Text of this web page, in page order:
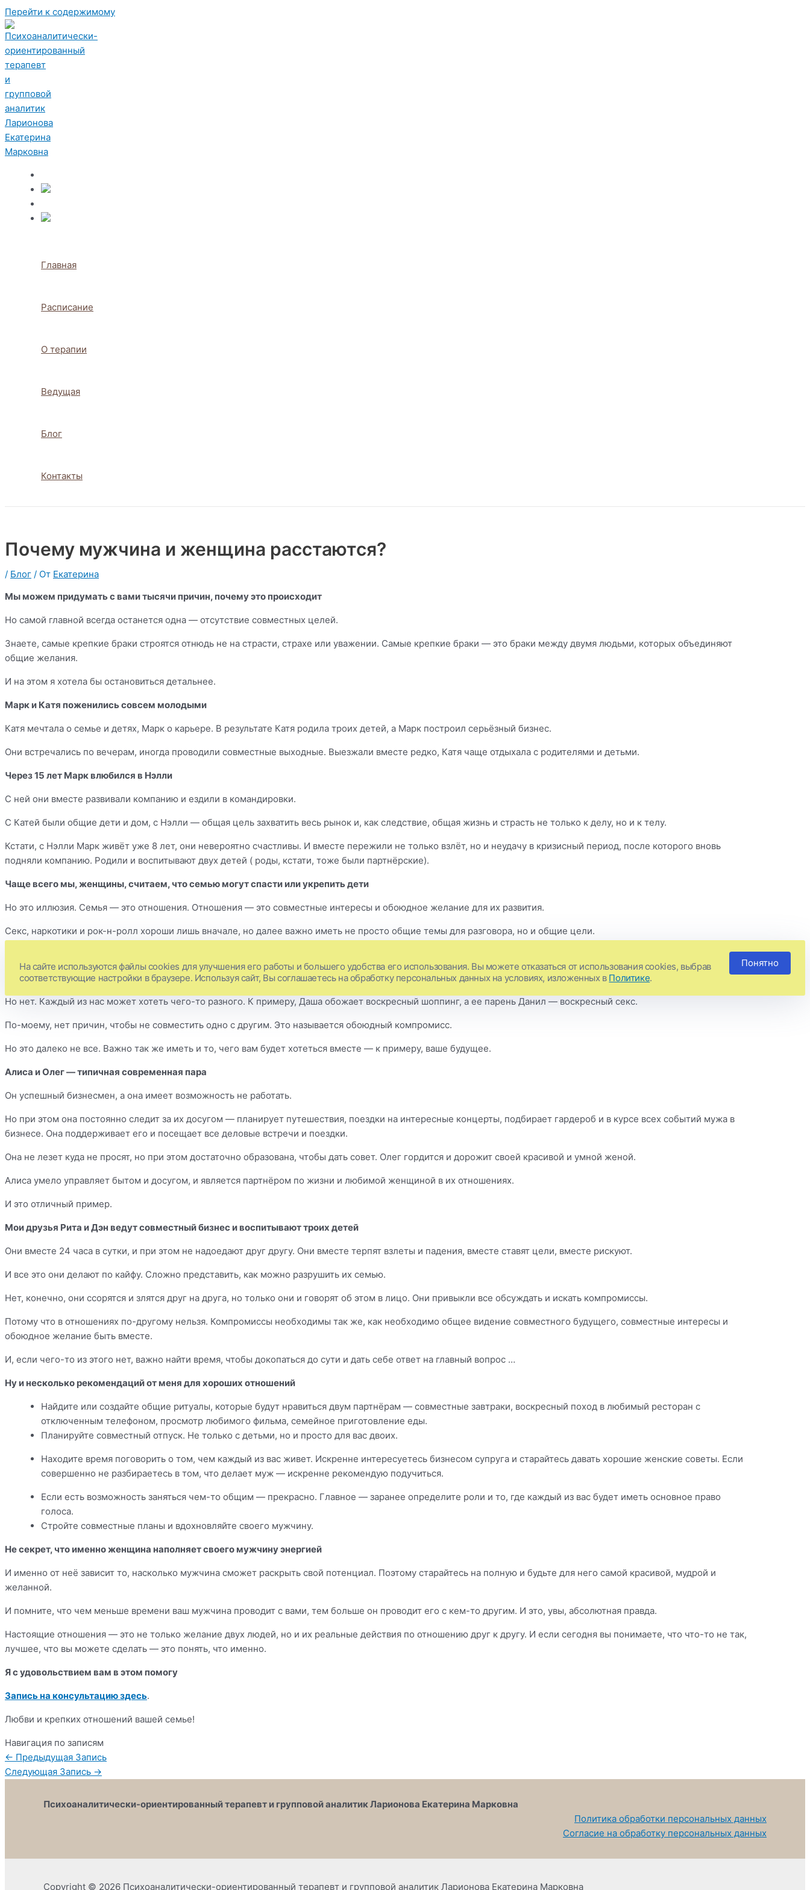
Перейти к содержимому
Главная
Расписание
О терапии
Ведущая
Блог
Контакты
Почему мужчина и женщина расстаются?
/ Блог / От Екатерина
Мы можем придумать с вами тысячи причин, почему это происходит
Но самой главной всегда останется одна — отсутствие совместных целей.
Знаете, самые крепкие браки строятся отнюдь не на страсти, страхе или уважении. Самые крепкие браки — это браки между двумя людьми, которых объединяют
общие желания.
И на этом я хотела бы остановиться детальнее.
Марк и Катя поженились совсем молодыми
Катя мечтала о семье и детях, Марк о карьере. В результате Катя родила троих детей, а Марк построил серьёзный бизнес.
Они встречались по вечерам, иногда проводили совместные выходные. Выезжали вместе редко, Катя чаще отдыхала с родителями и детьми.
Через 15 лет Марк влюбился в Нэлли
С ней они вместе развивали компанию и ездили в командировки.
С Катей были общие дети и дом, с Нэлли — общая цель захватить весь рынок и, как следствие, общая жизнь и страсть не только к делу, но и к телу.
Кстати, с Нэлли Марк живёт уже 8 лет, они невероятно счастливы. И вместе пережили не только взлёт, но и неудачу в кризисный период, после которого вновь
подняли компанию. Родили и воспитывают двух детей ( роды, кстати, тоже были партнёрские).
Чаще всего мы, женщины, считаем, что семью могут спасти или укрепить дети
Но это иллюзия. Семья — это отношения. Отношения — это совместные интересы и обоюдное желание для их развития.
Секс, наркотики и рок-н-ролл хороши лишь вначале, но далее важно иметь не просто общие темы для разговора, но и общие цели.
Мы часто говорим своему партнёру: — Я думала, что ты тоже этого хочешь.
Но нет. Каждый из нас может хотеть чего-то разного. К примеру, Даша обожает воскресный шоппинг, а ее парень Данил — воскресный секс.
По-моему, нет причин, чтобы не совместить одно с другим. Это называется обоюдный компромисс.
Но это далеко не все. Важно так же иметь и то, чего вам будет хотеться вместе — к примеру, ваше будущее.
Алиса и Олег — типичная современная пара
Он успешный бизнесмен, а она имеет возможность не работать.
Но при этом она постоянно следит за их досугом — планирует путешествия, поездки на интересные концерты, подбирает гардероб и в курсе всех событий мужа в
бизнесе. Она поддерживает его и посещает все деловые встречи и поездки.
Она не лезет куда не просят, но при этом достаточно образована, чтобы дать совет. Олег гордится и дорожит своей красивой и умной женой.
Алиса умело управляет бытом и досугом, и является партнёром по жизни и любимой женщиной в их отношениях.
И это отличный пример.
Мои друзья Рита и Дэн ведут совместный бизнес и воспитывают троих детей
Они вместе 24 часа в сутки, и при этом не надоедают друг другу. Они вместе терпят взлеты и падения, вместе ставят цели, вместе рискуют.
И все это они делают по кайфу. Сложно представить, как можно разрушить их семью.
Нет, конечно, они ссорятся и злятся друг на друга, но только они и говорят об этом в лицо. Они привыкли все обсуждать и искать компромиссы.
Потому что в отношениях по-другому нельзя. Компромиссы необходимы так же, как необходимо общее видение совместного будущего, совместные интересы и
обоюдное желание быть вместе.
И, если чего-то из этого нет, важно найти время, чтобы докопаться до сути и дать себе ответ на главный вопрос …
Ну и несколько рекомендаций от меня для хороших отношений
Найдите или создайте общие ритуалы, которые будут нравиться двум партнёрам — совместные завтраки, воскресный поход в любимый ресторан с
отключенным телефоном, просмотр любимого фильма, семейное приготовление еды.
Планируйте совместный отпуск. Не только с детьми, но и просто для вас двоих.
Находите время поговорить о том, чем каждый из вас живет. Искренне интересуетесь бизнесом супруга и старайтесь давать хорошие женские советы. Если
совершенно не разбираетесь в том, что делает муж — искренне рекомендую подучиться.
Если есть возможность заняться чем-то общим — прекрасно. Главное — заранее определите роли и то, где каждый из вас будет иметь основное право
голоса.
Стройте совместные планы и вдохновляйте своего мужчину.
Не секрет, что именно женщина наполняет своего мужчину энергией
И именно от неё зависит то, насколько мужчина сможет раскрыть свой потенциал. Поэтому старайтесь на полную и будьте для него самой красивой, мудрой и
желанной.
И помните, что чем меньше времени ваш мужчина проводит с вами, тем больше он проводит его с кем-то другим. И это, увы, абсолютная правда.
Настоящие отношения — это не только желание двух людей, но и их реальные действия по отношению друг к другу. И если сегодня вы понимаете, что что-то не так,
лучшее, что вы можете сделать — это понять, что именно.
Я с удовольствием вам в этом помогу
Запись на консультацию здесь.
Любви и крепких отношений вашей семье!
Навигация по записям
← Предыдущая Запись
Следующая Запись →
Психоаналитически-ориентированный терапевт и групповой аналитик Ларионова Екатерина Марковна
Политика обработки персональных данных
Согласие на обработку персональных данных
Copyright © 2026 Психоаналитически-ориентированный терапевт и групповой аналитик Ларионова Екатерина Марковна
На сайте используются файлы cookies для улучшения его работы и большего удобства его использования. Вы можете отказаться от использования cookies, выбрав
соответствующие настройки в браузере. Используя сайт, Вы соглашаетесь на обработку персональных данных на условиях, изложенных в Политике.
Понятно